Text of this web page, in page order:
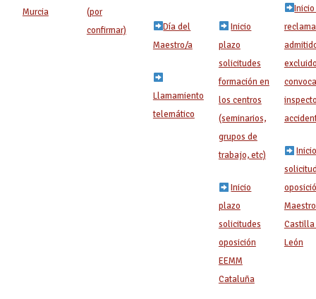
Murcia
(por
confirmar)
Día del
Maestro/a
Llamamiento
telemático
Inicio
plazo
solicitudes
formación en
los centros
(seminarios,
grupos de
trabajo, etc)
Inicio
plazo
solicitudes
oposición
EEMM
Cataluña
Castilla
León